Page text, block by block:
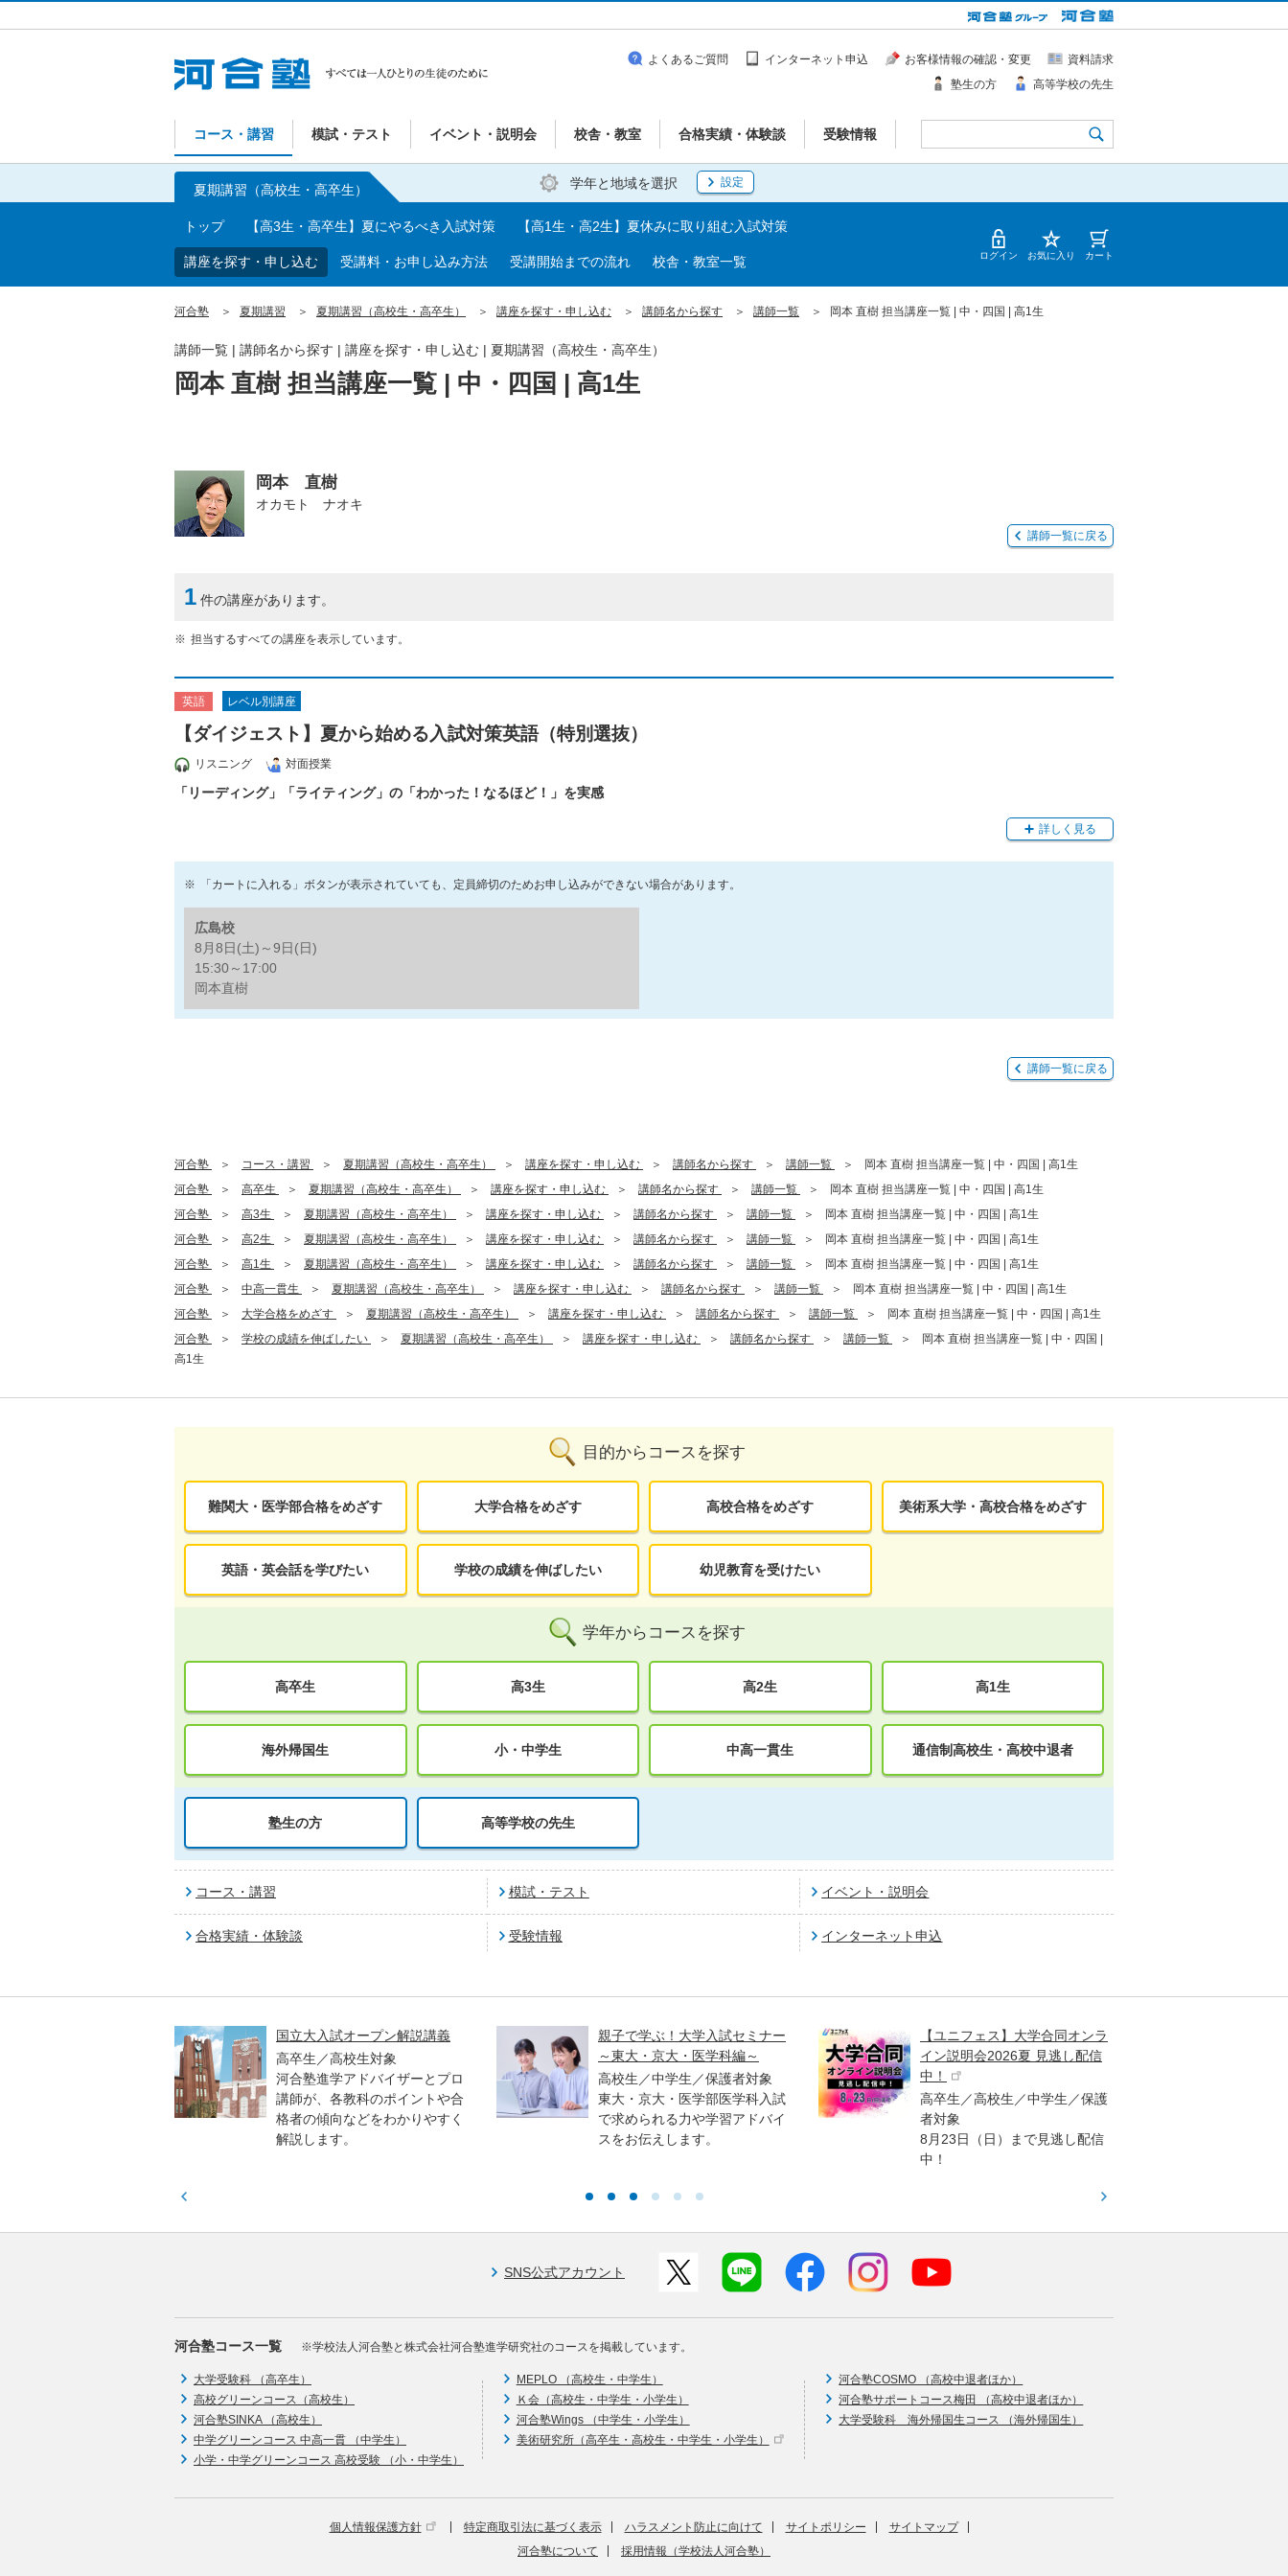
コース・講習 模試・テスト イベント・説明会 校舎・教室 合格実績・体験談 受験情報
よくあるご質問 インターネット申込 お客様情報の確認・変更
資料請求
塾生の方
高等学校の先生
学年と地域を選択 設定
夏期講習（高校生・高卒生）
トップ 【高3生・高卒生】夏にやるべき入試対策 【高1生・高2生】夏休みに取り組む入試対策
講座を探す・申し込む 受講料・お申し込み方法 受講開始までの流れ 校舎・教室一覧 ログイン お気に入り カート
河合塾 夏期講習 夏期講習（高校生・高卒生） 講座を探す・申し込む 講師名から探す 講師一覧 岡本 直樹 担当講座一覧 | 中・四国 | 高1生
岡本 直樹 担当講座一覧 | 中・四国 | 高1生
講師一覧 | 講師名から探す | 講座を探す・申し込む | 夏期講習（高校生・高卒生）
岡本 直樹
オカモト ナオキ
講師一覧に戻る
1 件の講座があります。
担当するすべての講座を表示しています。
英語 レベル別講座
【ダイジェスト】夏から始める入試対策英語（特別選抜）
リスニング 対面授業
「リーディング」「ライティング」の「わかった！なるほど！」を実感
詳しく見る
「カートに入れる」ボタンが表示されていても、定員締切のためお申し込みができない場合があります。
広島校
8月8日(土)～9日(日)
15:30～17:00
岡本直樹
講師一覧に戻る
河合塾 コース・講習 夏期講習（高校生・高卒生） 講座を探す・申し込む 講師名から探す 講師一覧
岡本 直樹 担当講座一覧 | 中・四国 | 高1生
河合塾
高卒生 夏期講習（高校生・高卒生） 講座を探す・申し込む 講師名から探す 講師一覧
岡本 直樹 担当講座一覧 | 中・四国 | 高1生
河合塾
高3生 夏期講習（高校生・高卒生） 講座を探す・申し込む 講師名から探す 講師一覧
岡本 直樹 担当講座一覧 | 中・四国 | 高1生
河合塾
高2生 夏期講習（高校生・高卒生） 講座を探す・申し込む 講師名から探す 講師一覧
岡本 直樹 担当講座一覧 | 中・四国 | 高1生
河合塾
高1生 夏期講習（高校生・高卒生） 講座を探す・申し込む 講師名から探す 講師一覧
岡本 直樹 担当講座一覧 | 中・四国 | 高1生
河合塾
中高一貫生 夏期講習（高校生・高卒生） 講座を探す・申し込む 講師名から探す 講師一覧
岡本 直樹 担当講座一覧 | 中・四国 | 高1生
河合塾
大学合格をめざす 夏期講習（高校生・高卒生） 講座を探す・申し込む 講師名から探す 講師一覧
岡本 直樹 担当講座一覧 | 中・四国 | 高1生
河合塾
学校の成績を伸ばしたい 夏期講習（高校生・高卒生） 講座を探す・申し込む 講師名から探す 講師一覧
岡本 直樹 担当講座一覧 | 中・四国 |
高1生
目的からコースを探す
難関大・医学部合格をめざす 大学合格をめざす 高校合格をめざす 美術系大学・高校合格をめざす
英語・英会話を学びたい 学校の成績を伸ばしたい 幼児教育を受けたい
学年からコースを探す
高卒生 高3生 高2生 高1生
海外帰国生 小・中学生 中高一貫生 通信制高校生・高校中退者
塾生の方 高等学校の先生
コース・講習 模試・テスト イベント・説明会
合格実績・体験談 受験情報 インターネット申込
国立大入試オープン解説講義
高卒生／高校生対象
河合塾進学アドバイザーとプロ
講師が、各教科のポイントや合
格者の傾向などをわかりやすく
解説します。
親子で学ぶ！大学入試セミナー
～東大・京大・医学科編～
高校生／中学生／保護者対象
東大・京大・医学部医学科入試
で求められる力や学習アドバイ
スをお伝えします。
【ユニフェス】大学合同オンラ
イン説明会2026夏 見逃し配信
中！
高卒生／高校生／中学生／保護
者対象
8月23日（日）まで見逃し配信
中！
SNS公式アカウント
河合塾コース一覧 ※学校法人河合塾と株式会社河合塾進学研究社のコースを掲載しています。
大学受験科 （高卒生）
高校グリーンコース（高校生）
河合塾SINKA （高校生）
中学グリーンコース 中高一貫 （中学生）
小学・中学グリーンコース 高校受験 （小・中学生）
MEPLO （高校生・中学生）
Ｋ会（高校生・中学生・小学生）
河合塾Wings （中学生・小学生）
美術研究所（高卒生・高校生・中学生・小学生）
河合塾COSMO （高校中退者ほか）
河合塾サポートコース梅田 （高校中退者ほか）
大学受験科 海外帰国生コース （海外帰国生）
個人情報保護方針 特定商取引法に基づく表示 ハラスメント防止に向けて サイトポリシー
サイトマップ
河合塾について
採用情報（学校法人河合塾）